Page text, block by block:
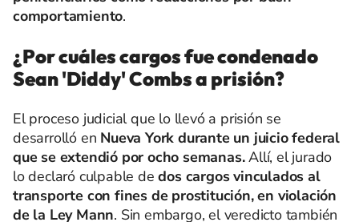
comportamiento.
¿Por cuáles cargos fue condenado
Sean 'Diddy' Combs a prisión?
El proceso judicial que lo llevó a prisión se
desarrolló en Nueva York durante un juicio federal
que se extendió por ocho semanas.Allí, el jurado
lo declaró culpable dedos cargos vinculados al
transporte con fines de prostitución, en violación
de la Ley Mann. Sin embargo, el veredicto también